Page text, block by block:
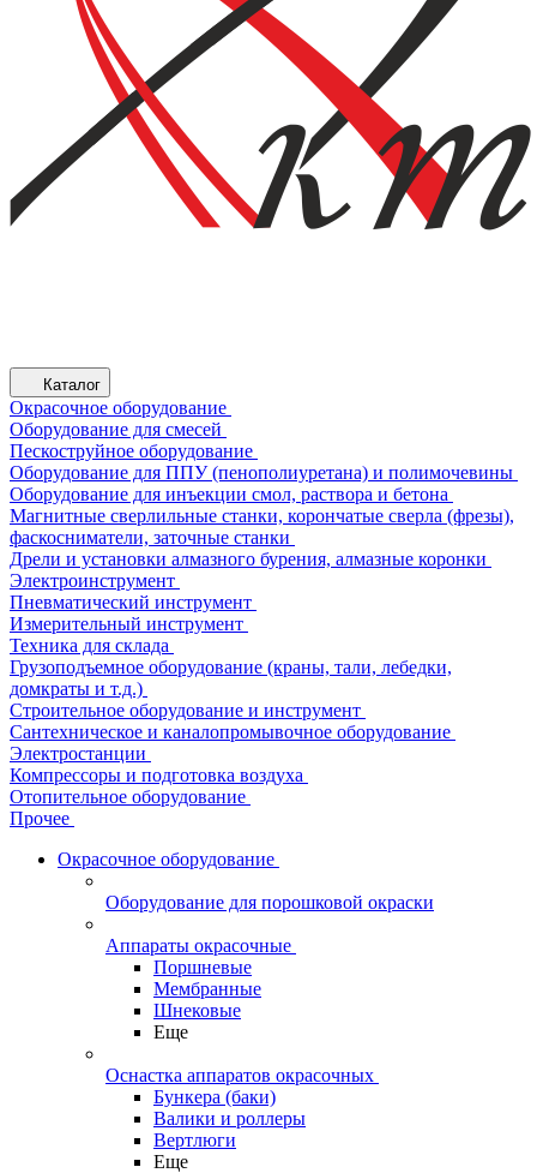
Каталог
Окрасочное оборудование
Оборудование для смесей
Пескоструйное оборудование
Оборудование для ППУ (пенополиуретана) и полимочевины
Оборудование для инъекции смол, раствора и бетона
Магнитные сверлильные станки, корончатые сверла (фрезы),
фаскосниматели, заточные станки
Дрели и установки алмазного бурения, алмазные коронки
Электроинструмент
Пневматический инструмент
Измерительный инструмент
Техника для склада
Грузоподъемное оборудование (краны, тали, лебедки,
домкраты и т.д.)
Строительное оборудование и инструмент
Сантехническое и каналопромывочное оборудование
Электростанции
Компрессоры и подготовка воздуха
Отопительное оборудование
Прочее
Окрасочное оборудование
Оборудование для порошковой окраски
Аппараты окрасочные
Поршневые
Мембранные
Шнековые
Еще
Оснастка аппаратов окрасочных
Бункера (баки)
Валики и роллеры
Вертлюги
Еще